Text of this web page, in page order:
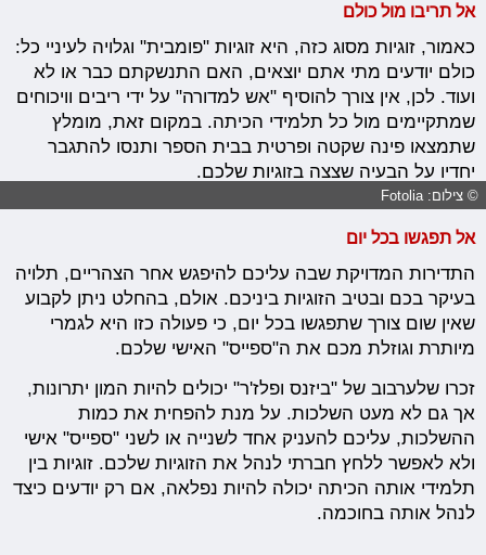
אל תריבו מול כולם
כאמור, זוגיות מסוג כזה, היא זוגיות "פומבית" וגלויה לעיניי כל:
כולם יודעים מתי אתם יוצאים, האם התנשקתם כבר או לא
ועוד. לכן, אין צורך להוסיף "אש למדורה" על ידי ריבים וויכוחים
שמתקיימים מול כל תלמידי הכיתה. במקום זאת, מומלץ
שתמצאו פינה שקטה ופרטית בבית הספר ותנסו להתגבר
יחדיו על הבעיה שצצה בזוגיות שלכם.
© צילום: Fotolia
אל תפגשו בכל יום
התדירות המדויקת שבה עליכם להיפגש אחר הצהריים, תלויה
בעיקר בכם ובטיב הזוגיות ביניכם. אולם, בהחלט ניתן לקבוע
שאין שום צורך שתפגשו בכל יום, כי פעולה כזו היא לגמרי
מיותרת וגוזלת מכם את ה"ספייס" האישי שלכם.
זכרו שלערבוב של "ביזנס ופלז'ר" יכולים להיות המון יתרונות,
אך גם לא מעט השלכות. על מנת להפחית את כמות
ההשלכות, עליכם להעניק אחד לשנייה או לשני "ספייס" אישי
ולא לאפשר ללחץ חברתי לנהל את הזוגיות שלכם. זוגיות בין
תלמידי אותה הכיתה יכולה להיות נפלאה, אם רק יודעים כיצד
לנהל אותה בחוכמה.